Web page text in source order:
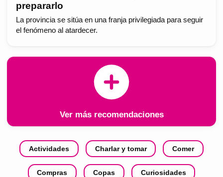
prepararlo
La provincia se sitúa en una franja privilegiada para seguir
el fenómeno al atardecer.
Ver más recomendaciones
Actividades Charlar y tomar Comer
Compras Copas Curiosidades